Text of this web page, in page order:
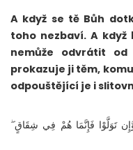
A když se tě Bůh
toho nezbaví. A
nemůže odvrátit
prokazuje ji těm,
odpouštějící je i
تَوَلَّوْا فَإِنَّمَا هُمْ فِي شِقَاقٍ